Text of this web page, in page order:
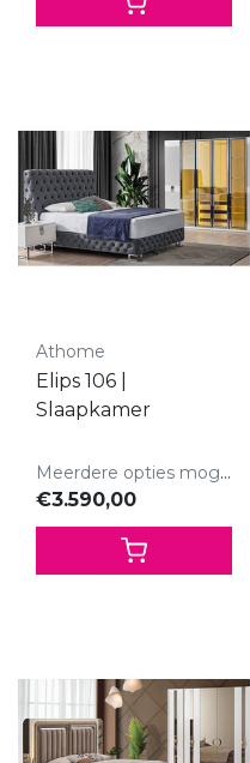
Athome
Elips 106 |
Slaapkamer
Meerdere opties mogelijk.
€3.590,00